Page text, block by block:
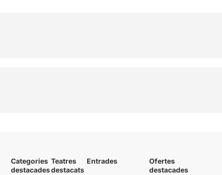
Categories
destacades
Teatres
destacats
Entrades
Ofertes
destacades